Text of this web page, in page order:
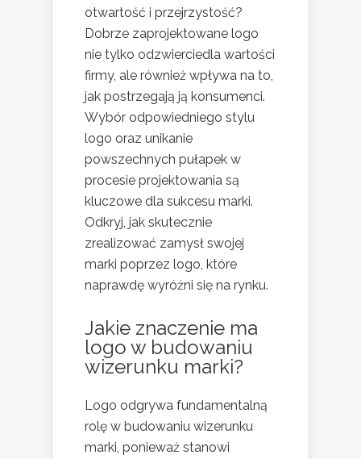
otwartość i przejrzystość?
Dobrze zaprojektowane logo
nie tylko odzwierciedla wartości
firmy, ale również wpływa na to,
jak postrzegają ją konsumenci.
Wybór odpowiedniego stylu
logo oraz unikanie
powszechnych pułapek w
procesie projektowania są
kluczowe dla sukcesu marki.
Odkryj, jak skutecznie
zrealizować zamysł swojej
marki poprzez logo, które
naprawdę wyróżni się na rynku.
Jakie znaczenie ma
logo w budowaniu
wizerunku marki?
Logo odgrywa fundamentalną
rolę w budowaniu wizerunku
marki, ponieważ stanowi